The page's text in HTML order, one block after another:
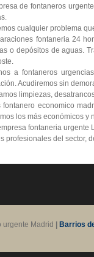
de fontaneros
cualquier problema
fontaneria 24
o depósitos de aguas.
a fontaneros
Acudiremos sin
limpiezas,
fontanero economico
los más económicos y
fontaneria urgente
profesionales del sector,
urgente Madrid Barrios